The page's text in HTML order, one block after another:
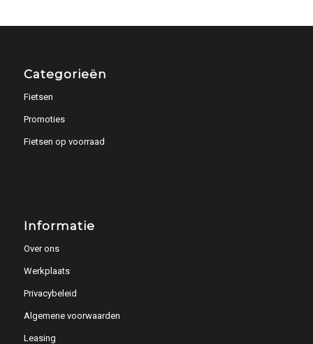
Categorieën
Fietsen
Promoties
Fietsen op voorraad
Informatie
Over ons
Werkplaats
Privacybeleid
Algemene voorwaarden
Leasing